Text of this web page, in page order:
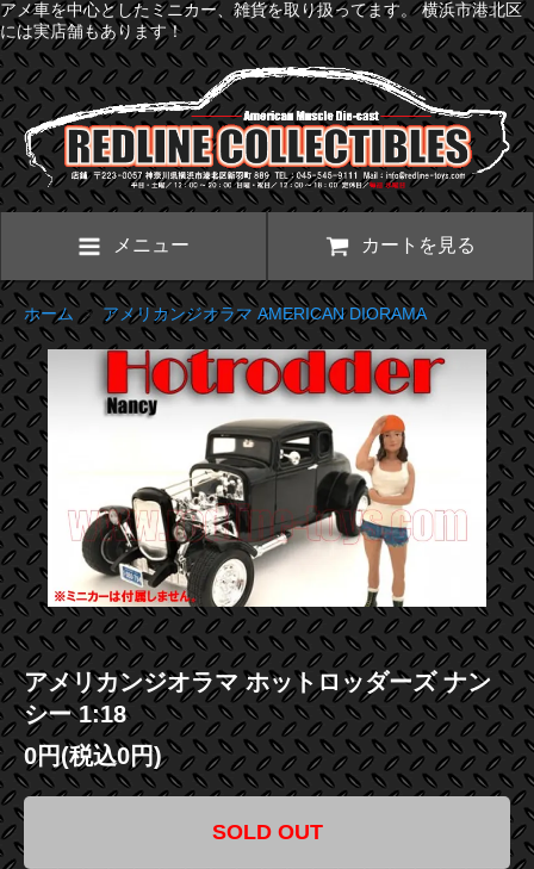
アメ車を中心としたミニカー、雑貨を取り扱ってます。 横浜市港北区
には実店舗もあります！
メニュー カートを見る
ホーム>アメリカンジオラマ AMERICAN DIORAMA
アメリカンジオラマ ホットロッダーズ ナン
シー 1:18
0円(税込0円)
SOLD OUT